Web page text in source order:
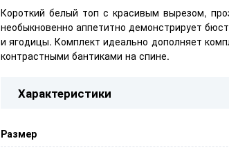
Короткий белый топ с красивым вырезом,
необыкновенно аппетитно демонстрирует
и ягодицы. Комплект идеально дополняет
контрастными бантиками на спине.
Характеристики
Размер